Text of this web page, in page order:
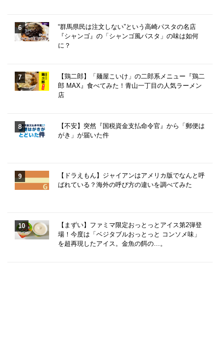
“群馬県民は注文しない”という高崎パスタの名店
『シャンゴ』の「シャンゴ風パスタ」の味は如何
に？
【鶏二郎】「麺屋こいけ」の二郎系メニュー『鶏二
郎 MAX』食べてみた！青山一丁目の人気ラーメン
店
【不安】突然『国税資金支払命令官』から「郵便は
がき」が届いた件
【ドラえもん】ジャイアンはアメリカ版でなんと呼
ばれている？海外の呼び方の違いを調べてみた
【まずい】ファミマ限定おっとっとアイス第2弾登
場！今度は「ベジタブルおっとっと コンソメ味」
を超再現したアイス。金魚の餌の…。